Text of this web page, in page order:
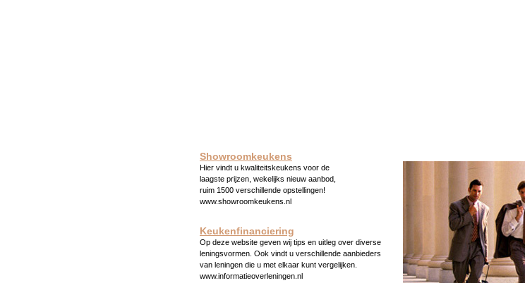
Showroomkeukens
Hier vindt u kwaliteitskeukens voor de
laagste prijzen, wekelijks nieuw aanbod,
ruim 1500 verschillende opstellingen!
www.showroomkeukens.nl
Keukenfinanciering
Op deze website geven wij tips en uitleg over diverse
leningsvormen. Ook vindt u verschillende aanbieders
van leningen die u met elkaar kunt vergelijken.
www.informatieoverleningen.nl